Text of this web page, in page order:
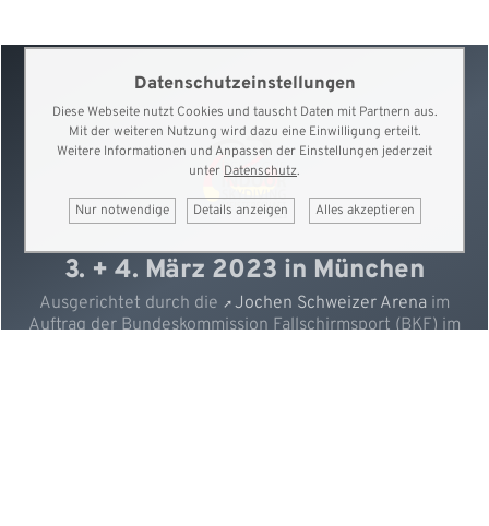
3. + 4. März 2023 in München
Ausgerichtet durch die Jochen Schweizer Arena im
Auftrag der Bundeskommission Fallschirmsport (BKF) im
Datenschutzeinstellungen
Diese Webseite nutzt Cookies und tauscht Daten mit Partnern aus.
Mit der weiteren Nutzung wird dazu eine Einwilligung erteilt.
Weitere Informationen und Anpassen der Einstellungen jederzeit
unter Datenschutz.
Nur notwendige Details anzeigen Alles akzeptieren